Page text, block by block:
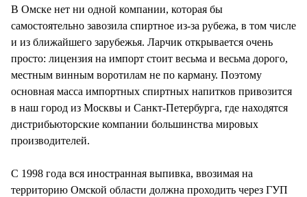
В Омске нет ни одной компании, которая бы
самостоятельно завозила спиртное из-за рубежа, в том числе
и из ближайшего зарубежья. Ларчик открывается очень
просто: лицензия на импорт стоит весьма и весьма дорого,
местным винным воротилам не по карману. Поэтому
основная масса импортных спиртных напитков привозится
в наш город из Москвы и Санкт-Петербурга, где находятся
дистрибьюторские компании большинства мировых
производителей.
С 1998 года вся иностранная выпивка, ввозимая на
территорию Омской области должна проходить через ГУП